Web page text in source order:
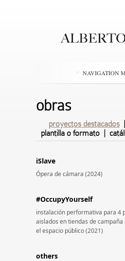
NAVIGATION
obras
proyectos destacados
plantilla o formato
iSlave
Ópera de cámara (2024)
#OccupyYourself
instalación performativa para 4
aislados en tiendas de
el espacio público (2021)
others